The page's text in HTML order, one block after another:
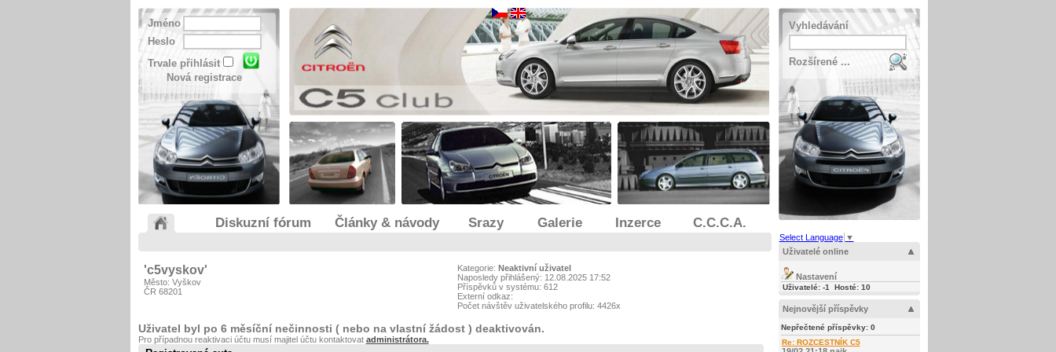
Jméno
Heslo
Trvale přihlásit
Nová registrace
Vyhledávání
Rozšírené ...
Diskuzní fórum Články & návody Srazy Galerie Inzerce C.C.C.A.
'c5vyskov'
Město: Vyškov
ČR 68201
Kategorie: Neaktivní uživatel
Naposledy přihlášený: 12.08.2025 17:52
Příspěvků v systému: 612
Externí odkaz:
Počet návštěv uživatelského profilu: 4426x
Uživatel byl po 6 měsíční nečinnosti ( nebo na vlastní žádost ) deaktivován.
Pro případnou reaktivaci účtu musí majitel účtu kontaktovat administrátora.
Select Language ▼
Uživatelé online
Nastavení
Uživatelé: -1 Hosté: 12
Nejnovější příspěvky
Nepřečtené příspěvky: 0
Re: ROZCESTNÍK C5